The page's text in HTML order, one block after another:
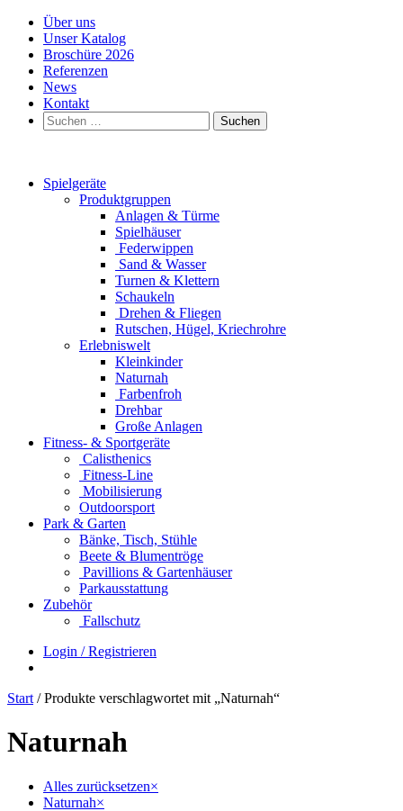
Über uns
Unser Katalog
Broschüre 2026
Referenzen
News
Kontakt
Suchen
nach:
Spielgeräte
Produktgruppen
Anlagen & Türme
Spielhäuser
Federwippen
Sand & Wasser
Turnen & Klettern
Schaukeln
Drehen & Fliegen
Rutschen, Hügel, Kriechrohre
Erlebniswelt
Kleinkinder
Naturnah
Farbenfroh
Drehbar
Große Anlagen
Fitness- & Sportgeräte
Calisthenics
Fitness-Line
Mobilisierung
Outdoorsport
Park & Garten
Bänke, Tisch, Stühle
Beete & Blumentröge
Pavillions & Gartenhäuser
Parkausstattung
Zubehör
Fallschutz
Login / Registrieren
Start / Produkte verschlagwortet mit „Naturnah“
Naturnah
Alles zurücksetzen×
Naturnah×